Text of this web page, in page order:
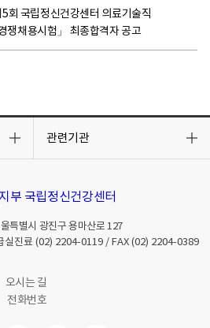
5회 국립정신건강센터 의료기술직
쟁채용시험」 최종합격자 공고
관련기관
기
특별시 광진구 용마산로 127
실진료 (02) 2204-0119/ FAX (02) 2204-0389
오시는 길
전화번호